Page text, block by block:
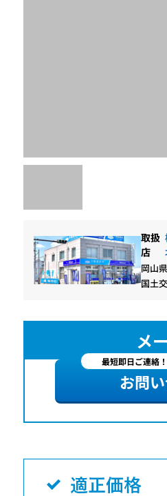
取扱
店
岡山
国土
メ
最短即日ご連絡
お問